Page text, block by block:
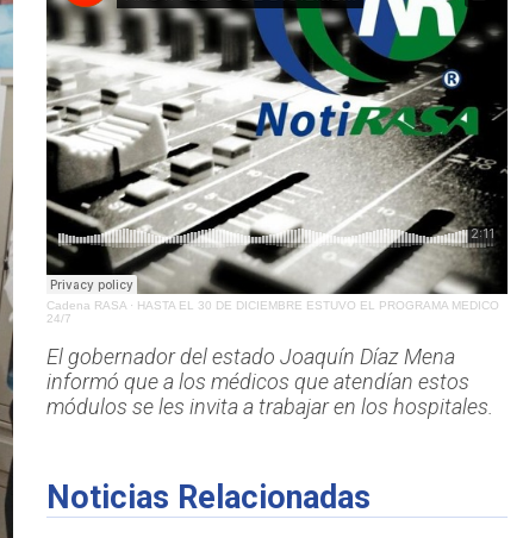
Cadena RASA· HASTA EL 30 DE DICIEMBRE ESTUVO EL PROGRAMA MEDICO
24/7
El gobernador del estado Joaquín Díaz Mena
informó que a los médicos que atendían estos
módulos se les invita a trabajar en los hospitales.
Noticias Relacionadas